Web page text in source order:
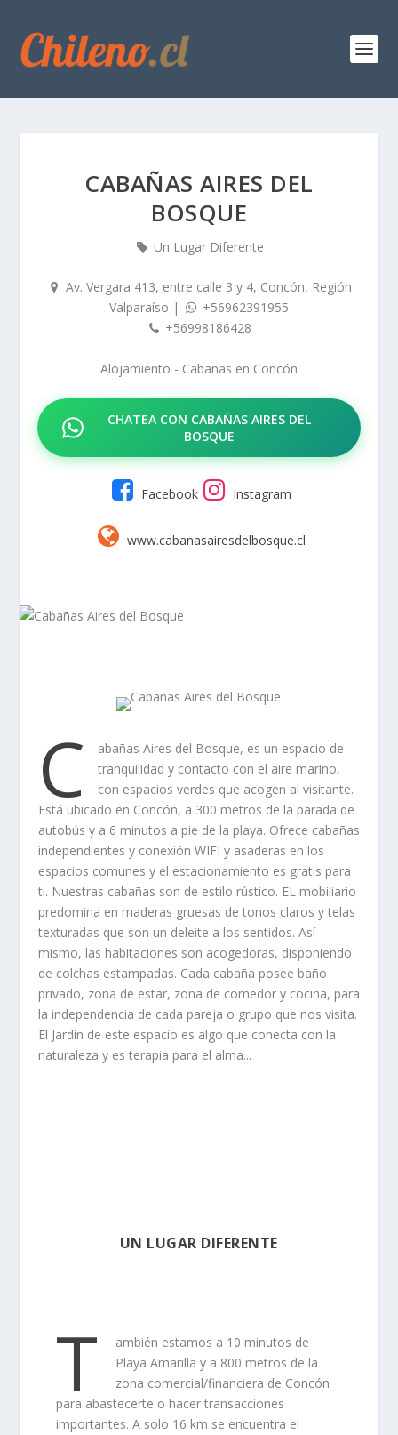
CABAÑAS AIRES DEL
BOSQUE
Un Lugar Diferente
Av. Vergara 413, entre calle 3 y 4, Concón, Región
Valparaíso |
+56962391955
+56998186428
Alojamiento - Cabañas en Concón
CHATEA CON CABAÑAS AIRES DEL
BOSQUE
Facebook Instagram
www.cabanasairesdelbosque.cl
C
abañas Aires del Bosque, es un espacio de
tranquilidad y contacto con el aire marino,
con espacios verdes que acogen al visitante.
Está ubicado en Concón, a 300 metros de la parada de
autobús y a 6 minutos a pie de la playa. Ofrece cabañas
independientes y conexión WIFI y asaderas en los
espacios comunes y el estacionamiento es gratis para
ti. Nuestras cabañas son de estilo rústico. EL mobiliario
predomina en maderas gruesas de tonos claros y telas
texturadas que son un deleite a los sentidos. Así
mismo, las habitaciones son acogedoras, disponiendo
de colchas estampadas. Cada cabaña posee baño
privado, zona de estar, zona de comedor y cocina, para
la independencia de cada pareja o grupo que nos visita.
El Jardín de este espacio es algo que conecta con la
naturaleza y es terapia para el alma...
UN LUGAR DIFERENTE
T
ambién estamos a 10 minutos de
Playa Amarilla y a 800 metros de la
zona comercial/financiera de Concón
para abastecerte o hacer transacciones
importantes. A solo 16 km se encuentra el